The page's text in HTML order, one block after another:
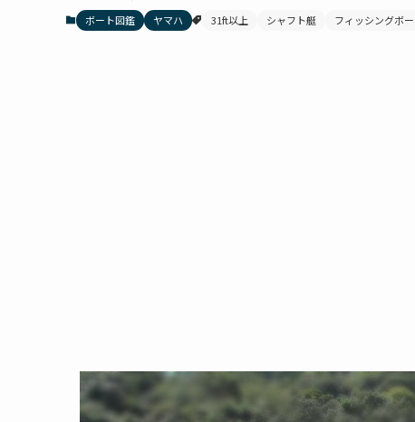
ボート図鑑 ヤマハ 31ft以上 シャフト艇 フィッシングボ